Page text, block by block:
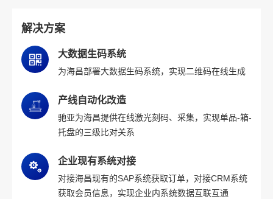
解决方案
大数据生码系统
为海昌部署大数据生码系统，实现二维码在线生成
产线自动化改造
驰亚为海昌提供在线激光刻码、采集，实现单品-箱-
托盘的三级比对关系
企业现有系统对接
对接海昌现有的SAP系统获取订单，对接CRM系统
获取会员信息，实现企业内系统数据互联互通